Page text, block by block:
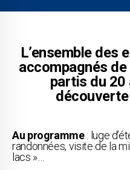
L’ensemble des
accompagnés
partis du 20
Au programme: luge
randonnées, visite de la
lacs »…